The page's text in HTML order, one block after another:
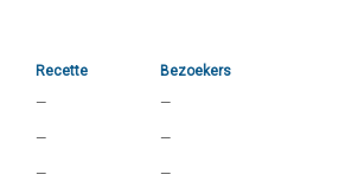
Recette
Bezoekers
— —
— —
— —